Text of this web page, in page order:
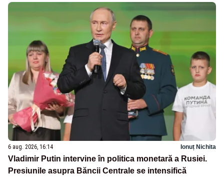
6 aug. 2026, 16:14 Ionuț Nichita
Vladimir Putin intervine în politica monetară a Rusiei.
Presiunile asupra Băncii Centrale se intensifică